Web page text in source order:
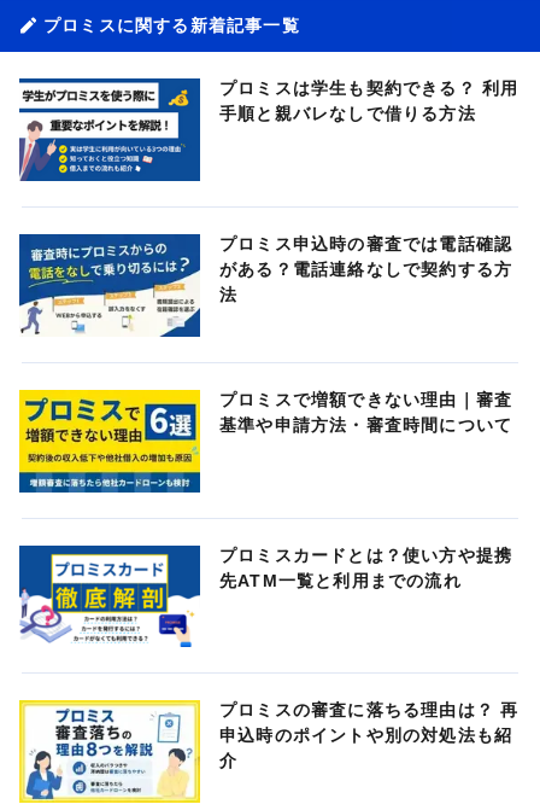
プロミスに関する新着記事一覧
プロミスは学生も契約できる？ 利用
手順と親バレなしで借りる方法
プロミス申込時の審査では電話確認
がある？電話連絡なしで契約する方
法
プロミスで増額できない理由｜審査
基準や申請方法・審査時間について
プロミスカードとは？使い方や提携
先ATM一覧と利用までの流れ
プロミスの審査に落ちる理由は？ 再
申込時のポイントや別の対処法も紹
介